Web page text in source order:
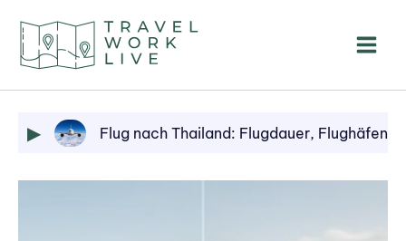
Inhalt
springen
Flug nach Thailand: Flugdauer, Flughäfen